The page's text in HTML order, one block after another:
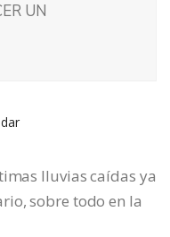
UN
lluvias caídas ya
sobre todo en la